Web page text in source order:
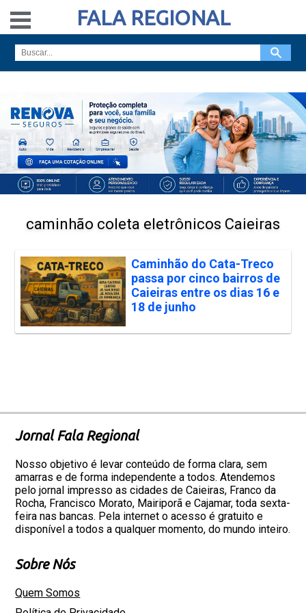
FALA REGIONAL
caminhão coleta eletrônicos Caieiras
Caminhão do Cata-Treco
passa por cinco bairros de
Caieiras entre os dias 16 e
18 de junho
Jornal Fala Regional
Nosso objetivo é levar conteúdo de forma clara, sem
amarras e de forma independente a todos. Atendemos
pelo jornal impresso as cidades de Caieiras, Franco da
Rocha, Francisco Morato, Mairiporã e Cajamar, toda sexta-
feira nas bancas. Pela internet o acesso é gratuito e
disponível a todos a qualquer momento, do mundo inteiro.
Sobre Nós
Quem Somos